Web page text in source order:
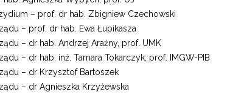
– prof. dr hab. Zbigniew Czechowski
– prof. dr hab. Ewa Łupikasza
– dr hab. Andrzej Araźny, prof. UMK
– dr hab. inż. Tamara Tokarczyk, prof. IMGW-PIB
– dr Krzysztof Bartoszek
– dr Agnieszka Krzyżewska